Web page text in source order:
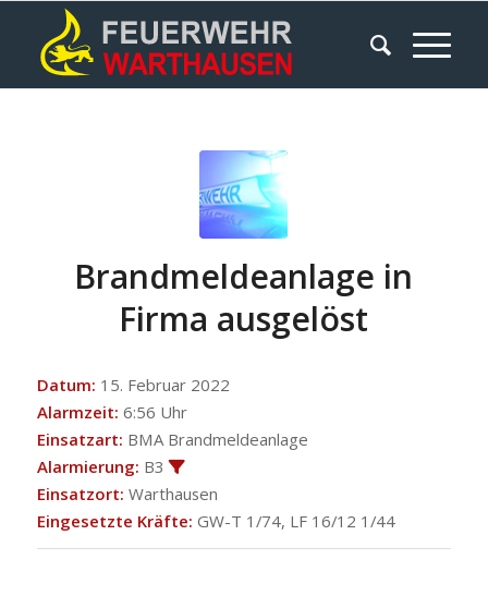
Brandmeldeanlage in
Firma ausgelöst
Datum: 15. Februar 2022
Alarmzeit: 6:56 Uhr
Einsatzart: BMA Brandmeldeanlage
Alarmierung: B3
Einsatzort: Warthausen
Eingesetzte Kräfte: GW-T 1/74, LF 16/12 1/44